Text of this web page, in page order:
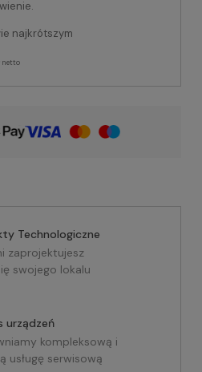
najkrótszym
netto
Technologiczne
zaprojektujesz
swojego lokalu
urządzeń
kompleksową i
usługę serwisową